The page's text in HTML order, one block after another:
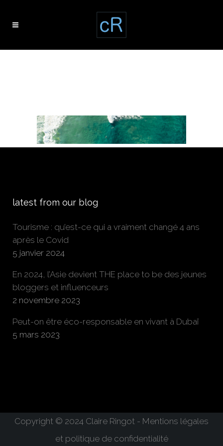
latest from our blog
Tourisme : qu’est-ce qui a vraiment changé 4 ans
après le Covid
5 janvier 2024
En 2024, l’Asie devient THE place to be des jeunes
bloggers et influenceurs
2 novembre 2023
Peut-on être éco-responsable en vivant à Dubaï
5 mars 2023
Copyright © 2024 Claire Ringot - Mentions légales
et politique de confidentialité